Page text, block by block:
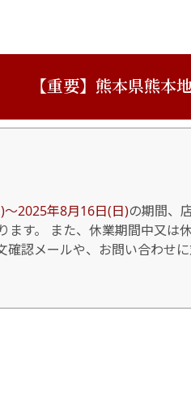
【重要】熊本県熊本
2025年8月16日(日)の期間、
ます。 また、休業期間中又は
確認メールや、お問い合わせ